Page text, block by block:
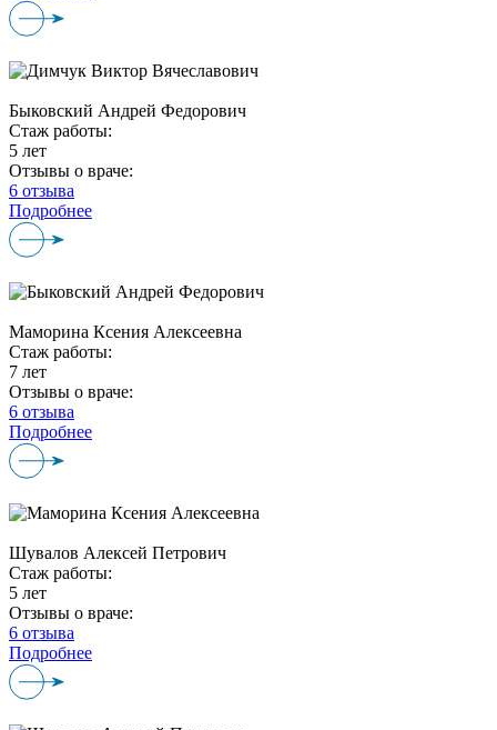
Быковский Андрей Федорович
Стаж работы:
5 лет
Отзывы о враче:
6 отзыва
Подробнее
Маморина Ксения Алексеевна
Стаж работы:
7 лет
Отзывы о враче:
6 отзыва
Подробнее
Шувалов Алексей Петрович
Стаж работы:
5 лет
Отзывы о враче:
6 отзыва
Подробнее